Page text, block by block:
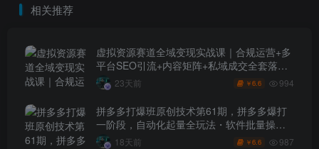
相关推荐
虚拟资源赛道全域变现实战课｜合规运营+多
平台SEO引流+内容矩阵+私域成交全套落地
玩法23天前 ￥6.6 994
拼多多打爆班原创技术第61期，拼多多爆打
一阶段，自动化起量全玩法・软件批量操
作・投产优化・大促矩阵实战课
18天前 ￥6.6 987